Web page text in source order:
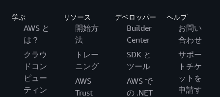
学ぶ
AWS と
は？
クラウ
ドコン
ピュー
ティン
リソース
開始方
法
トレー
ニング
AWS
Trust
デベロッパー
Builder
Center
SDK と
ツール
AWS で
の .NET
ヘルプ
お問い
合わせ
サポー
トチケ
ットを
申請す